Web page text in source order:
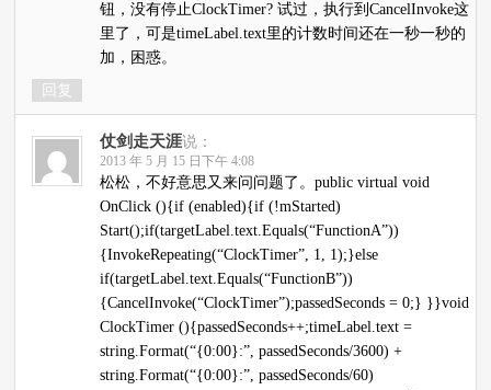
钮，没有停止ClockTimer? 试过，执行到CancelInvoke这
里了，可是timeLabel.text里的计数时间还在一秒一秒的
加，困惑。
回复
仗剑走天涯说：
2013 年 5 月 15 日下午 4:08
松松，不好意思又来问问题了。public virtual void
OnClick (){if (enabled){if (!mStarted)
Start();if(targetLabel.text.Equals(“FunctionA”))
{InvokeRepeating(“ClockTimer”, 1, 1);}else
if(targetLabel.text.Equals(“FunctionB”))
{CancelInvoke(“ClockTimer”);passedSeconds = 0;} }}void
ClockTimer (){passedSeconds++;timeLabel.text =
string.Format(“{0:00}:”, passedSeconds/3600) +
string.Format(“{0:00}:”, passedSeconds/60)